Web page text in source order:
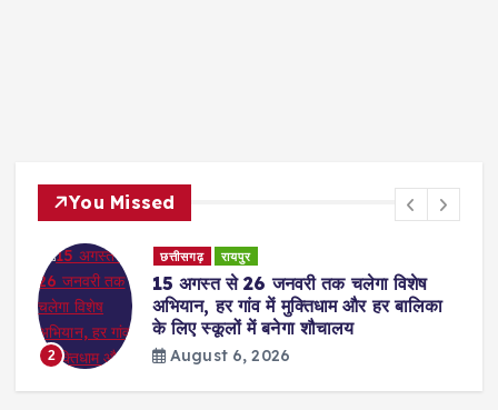
You Missed
2
छत्तीसगढ़ रायपुर
15 अगस्त से 26 जनवरी तक चलेगा विशेष
अभियान, हर गांव में मुक्तिधाम और हर बालिका
के लिए स्कूलों में बनेगा शौचालय
August 6, 2026